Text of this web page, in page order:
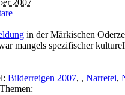
2007
in der Märkischen
mangels spezifischer
Bilderreigen 2007, , Narretei,